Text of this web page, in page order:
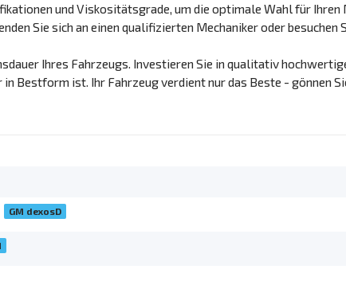
und Viskositätsgrade, um die optimale Wahl für
Sie sich an einen qualifizierten Mechaniker oder besuchen
Ihres Fahrzeugs. Investieren Sie in qualitativ
ist. Ihr Fahrzeug verdient nur das Beste - gönnen
GM dexosD